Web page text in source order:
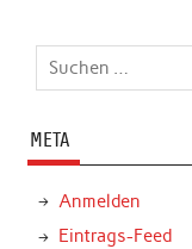
META
Anmelden
Eintrags-Feed